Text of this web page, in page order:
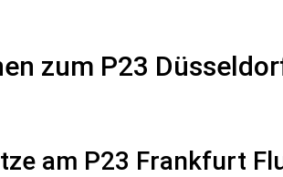
zum P23
am P23 Frankfurt